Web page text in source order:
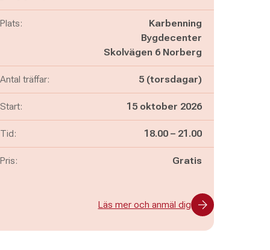
Plats:
Karbenning
Bygdecenter
Skolvägen 6 Norberg
Antal träffar: 5 (torsdagar)
Start: 15 oktober 2026
Tid: Pågår mellan
18.00 – och
21.00
Pris: Gratis
Läs mer och anmäl dig